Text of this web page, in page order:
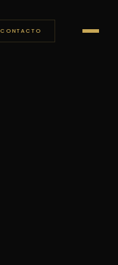
CONTACTO